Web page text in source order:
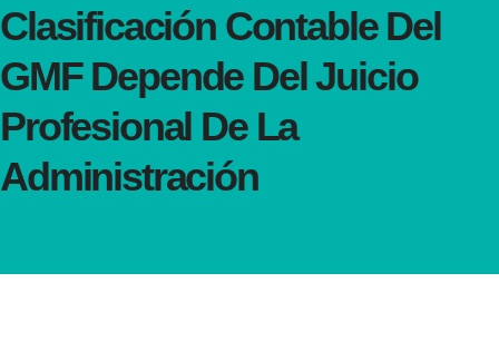
Clasificación Contable Del
GMF Depende Del Juicio
Profesional De La
Administración